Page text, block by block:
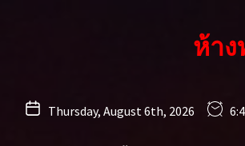
ห้า
Thursday, August 6th, 2026